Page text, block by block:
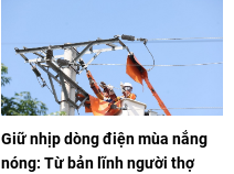
Giữ nhịp dòng điện mùa nắng
nóng: Từ bản lĩnh người thợ